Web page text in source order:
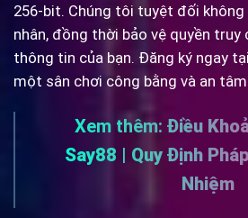
256-bit. Chúng tôi tuyệt đối không
nhân, đồng thời bảo vệ quyền truy
thông tin của bạn. Đăng ký ngay
một sân chơi công bằng và an tâm.
Xem thêm: Điều
Say88 | Quy Định
Nhiệm